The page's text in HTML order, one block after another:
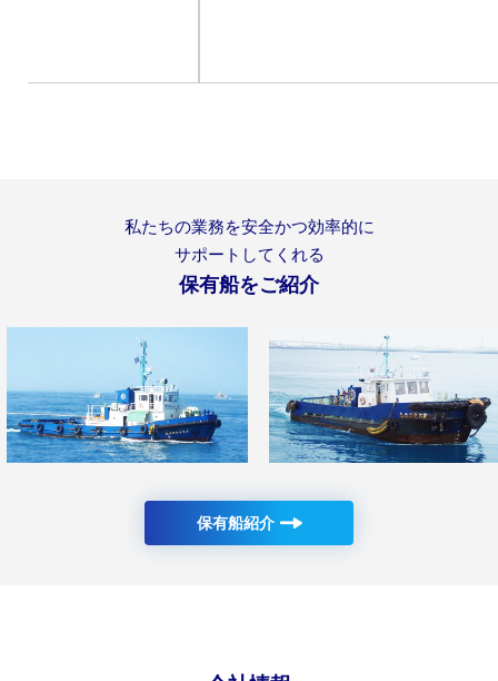
私たちの業務を安全かつ効率的に
サポートしてくれる
保有船をご紹介
保有船紹介